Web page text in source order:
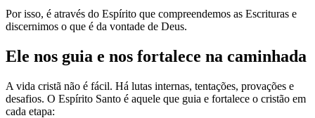
Por isso, é através do Espírito que compreendemos as Escrituras e
discernimos o que é da vontade de Deus.
Ele nos guia e nos fortalece na caminhada
A vida cristã não é fácil. Há lutas internas, tentações, provações e
desafios. O Espírito Santo é aquele que guia e fortalece o cristão em
cada etapa: